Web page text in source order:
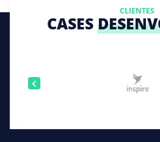
CLIENTES
CASES